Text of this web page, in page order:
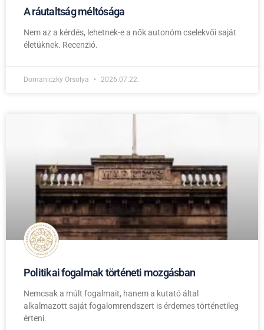
A ráutaltság méltósága
Nem az a kérdés, lehetnek-e a nők autonóm cselekvői saját
életüknek. Recenzió.
Domaniczky Orsolya 2026.07.22.
Politikai fogalmak történeti mozgásban
Nemcsak a múlt fogalmait, hanem a kutató által
alkalmazott saját fogalomrendszert is érdemes történetileg
érteni.